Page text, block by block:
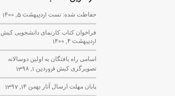
حفاظت شده: تست اردیبهشت 5, 1400
فراخوان کتاب کارنمای دانشجویی کیش ۱۴۰۰
اردیبهشت 4, 1400
اسامی راه یافتگان به اولین دوسالانه
تصویرگری کیش فروردین 1, 1398
پایان مهلت ارسال آثار بهمن 14, 1397